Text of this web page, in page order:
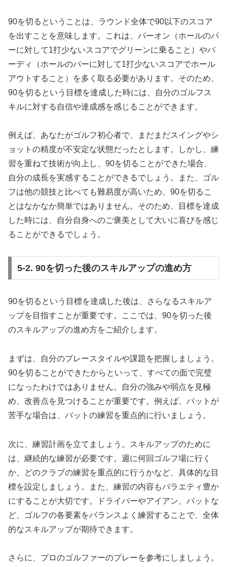
90を切るということは、ラウンド全体で90以下のスコア
を出すことを意味します。これは、パーオン（ホールのパ
ーに対して1打少ないスコアでグリーンに乗ること）やバ
ーディ（ホールのパーに対して1打少ないスコアでホール
アウトすること）を多く取る必要があります。そのため、
90を切るという目標を達成した時には、自分のゴルフス
キルに対する自信や達成感を感じることができます。
例えば、あなたがゴルフ初心者で、まだまだスイングやシ
ョットの精度が不安定な状態だったとします。しかし、練
習を重ねて技術が向上し、90を切ることができた場合、
自分の成長を実感することができるでしょう。また、ゴル
フは他の競技と比べても難易度が高いため、90を切るこ
とはなかなか簡単ではありません。そのため、目標を達成
した時には、自分自身へのご褒美として大いに喜びを感じ
ることができるでしょう。
5-2. 90を切った後のスキルアップの進め方
90を切るという目標を達成した後は、さらなるスキルア
ップを目指すことが重要です。ここでは、90を切った後
のスキルアップの進め方をご紹介します。
まずは、自分のプレースタイルや課題を把握しましょう。
90を切ることができたからといって、すべての面で完璧
になったわけではありません。自分の強みや弱点を見極
め、改善点を見つけることが重要です。例えば、パットが
苦手な場合は、パットの練習を重点的に行いましょう。
次に、練習計画を立てましょう。スキルアップのために
は、継続的な練習が必要です。週に何回ゴルフ場に行く
か、どのクラブの練習を重点的に行うかなど、具体的な目
標を設定しましょう。また、練習の内容もバラエティ豊か
にすることが大切です。ドライバーやアイアン、パットな
ど、ゴルフの各要素をバランスよく練習することで、全体
的なスキルアップが期待できます。
さらに、プロのゴルファーのプレーを参考にしましょう。